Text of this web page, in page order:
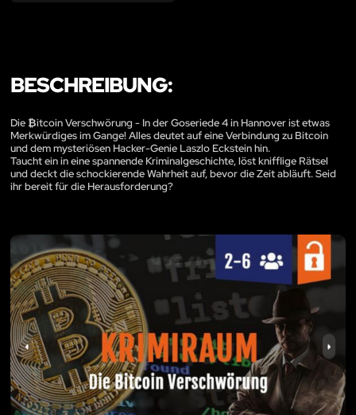
BESCHREIBUNG:
Die ₿itcoin Verschwörung - In der Goseriede 4 in Hannover ist etwas
Merkwürdiges im Gange! Alles deutet auf eine Verbindung zu Bitcoin
und dem mysteriösen Hacker-Genie Laszlo Eckstein hin.
Taucht ein in eine spannende Kriminalgeschichte, löst knifflige Rätsel
und deckt die schockierende Wahrheit auf, bevor die Zeit abläuft. Seid
ihr bereit für die Herausforderung?